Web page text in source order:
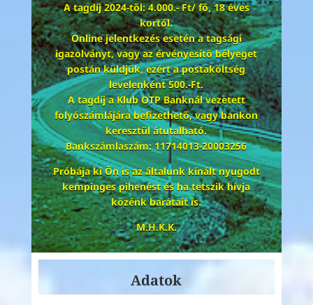
A tagdíj 2024-től:4.000.- Ft/ fő, 18 éves
kortól.
Online jelentkezés esetén a tagsági
igazolványt, vagy az érvényesítő bélyeget
postán küldjük, ezért a postaköltség
levelenként 500.-Ft.
A tagdíj a Klub OTP Banknál vezetett
folyószámlájára befizethető, vagy bankon
keresztül átutalható.
Bankszámlaszám:11714013-20003256
Próbája ki Ön is az általunk kínált nyugodt
kempinges pihenést és ha tetszik hívja
közénk barátait is.
M.H.K.K.
Adatok